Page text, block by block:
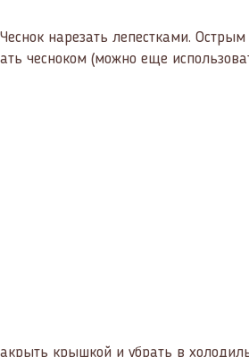
нарезать лепестками.
чесноком (можно еще
крышкой и убрать в